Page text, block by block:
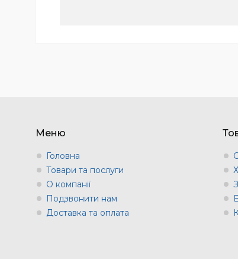
Меню
Головна
Товари та послуги
О компанії
Подзвонити нам
Доставка та оплата